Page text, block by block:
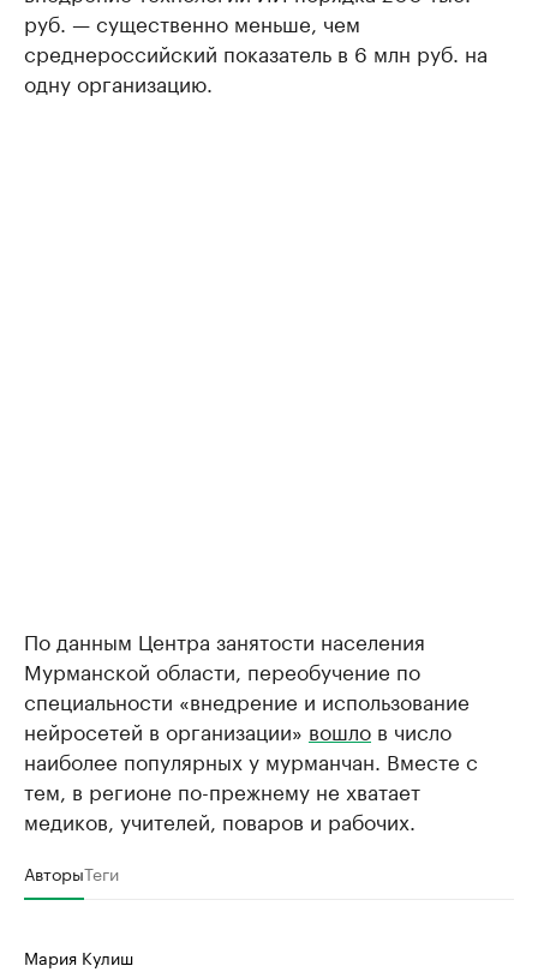
руб. — существенно меньше, чем
среднероссийский показатель в 6 млн руб. на
одну организацию.
По данным Центра занятости населения
Мурманской области, переобучение по
специальности «внедрение и использование
нейросетей в организации» вошло в число
наиболее популярных у мурманчан. Вместе с
тем, в регионе по-прежнему не хватает
медиков, учителей, поваров и рабочих.
АвторыТеги
Мария Кулиш